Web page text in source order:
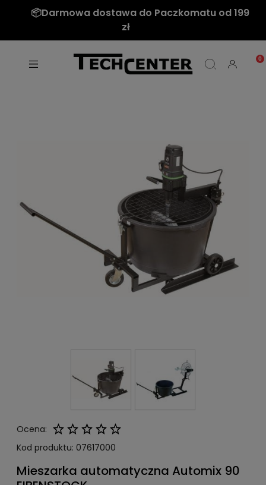
📦Darmowa dostawa do Paczkomatu od 199
zł
Ocena:
Kod produktu: 07617000
Mieszarka automatyczna Automix 90